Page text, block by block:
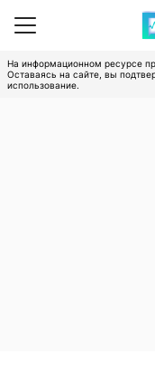
На информационном ресурсе
Оставаясь на сайте, вы
использование.